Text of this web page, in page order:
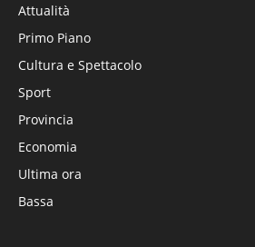
Attualità
Primo Piano
Cultura e Spettacolo
Sport
Provincia
Economia
Ultima ora
Bassa